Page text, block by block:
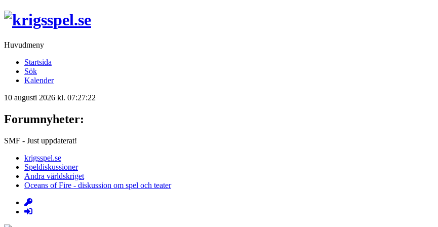
Huvudmeny
Startsida
Sök
Kalender
10 augusti 2026 kl. 07:27:22
Forumnyheter:
SMF - Just uppdaterat!
krigsspel.se
Speldiskussioner
Andra världskriget
Oceans of Fire - diskussion om spel och teater